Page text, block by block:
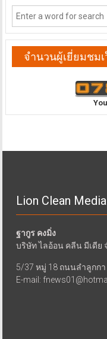
จำนวนผู้เยี่ยมชม
Lion Clean Media
ฐากูร คงมิ่ง
บริษัท ไลอ้อน คลีน มีเดีย
5/37 หมู่ 18 ถนนลำลูกก
E-mail: